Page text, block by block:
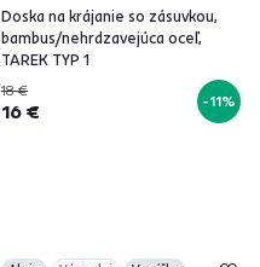
Doska na krájanie so zásuvkou,
bambus/nehrdzavejúca oceľ,
TAREK TYP 1
18 €
16 € -11%